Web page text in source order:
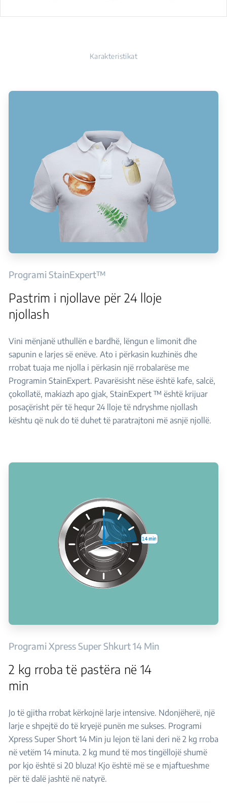
Karakteristikat
Programi StainExpert™
Pastrim i njollave për 24 lloje
njollash
Vini mënjanë uthullën e bardhë, lëngun e limonit dhe
sapunin e larjes së enëve. Ato i përkasin kuzhinës dhe
rrobat tuaja me njolla i përkasin një rrobalarëse me
Programin StainExpert. Pavarësisht nëse është kafe, salcë,
çokollatë, makiazh apo gjak, StainExpert ™ është krijuar
posaçërisht për të hequr 24 lloje të ndryshme njollash
kështu që nuk do të duhet të paratrajtoni më asnjë njollë.
Programi Xpress Super Shkurt 14 Min
2 kg rroba të pastëra në 14
min
Jo të gjitha rrobat kërkojnë larje intensive. Ndonjëherë, një
larje e shpejtë do të kryejë punën me sukses. Programi
Xpress Super Short 14 Min ju lejon të lani deri në 2 kg rroba
në vetëm 14 minuta. 2 kg mund të mos tingëllojë shumë
por kjo është si 20 bluza! Kjo është më se e mjaftueshme
për të dalë jashtë në natyrë.